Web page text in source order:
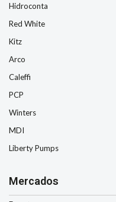
Hidroconta
Red White
Kitz
Arco
Caleffi
PCP
Winters
MDI
Liberty Pumps
Mercados